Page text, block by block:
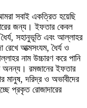
সবাই একত্রিত হয়েছি
জন্য। ইফতার কেবল
সহানুভূতি এবং আল্লাহর
রেখে আত্মসংযম, ধৈর্য ও
নাম উচ্চারণ করে পানি
অনন্য। রমজানের ইফতার
মানুষ, দরিদ্র ও অভাবীদের
প্রকৃত রোজাদারের